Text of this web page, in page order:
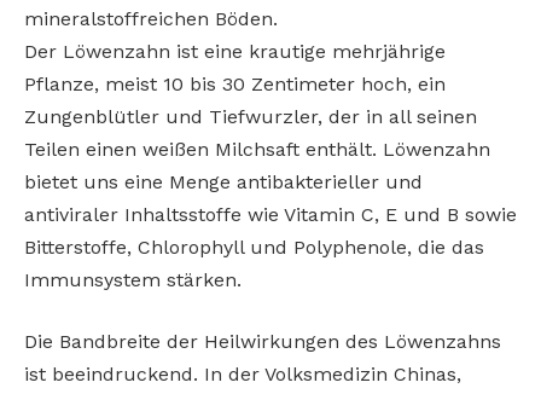
mineralstoffreichen Böden.
Der Löwenzahn ist eine krautige mehrjährige
Pflanze, meist 10 bis 30 Zentimeter hoch, ein
Zungenblütler und Tiefwurzler, der in all seinen
Teilen einen weißen Milchsaft enthält. Löwenzahn
bietet uns eine Menge antibakterieller und
antiviraler Inhaltsstoffe wie Vitamin C, E und B sowie
Bitterstoffe, Chlorophyll und Polyphenole, die das
Immunsystem stärken.
Die Bandbreite der Heilwirkungen des Löwenzahns
ist beeindruckend. In der Volksmedizin Chinas,